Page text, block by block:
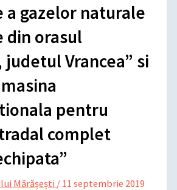
gazelor naturale
din orasul
judetul Vrancea” si
pentru
complet
Mărășești / 11 septembrie 2019